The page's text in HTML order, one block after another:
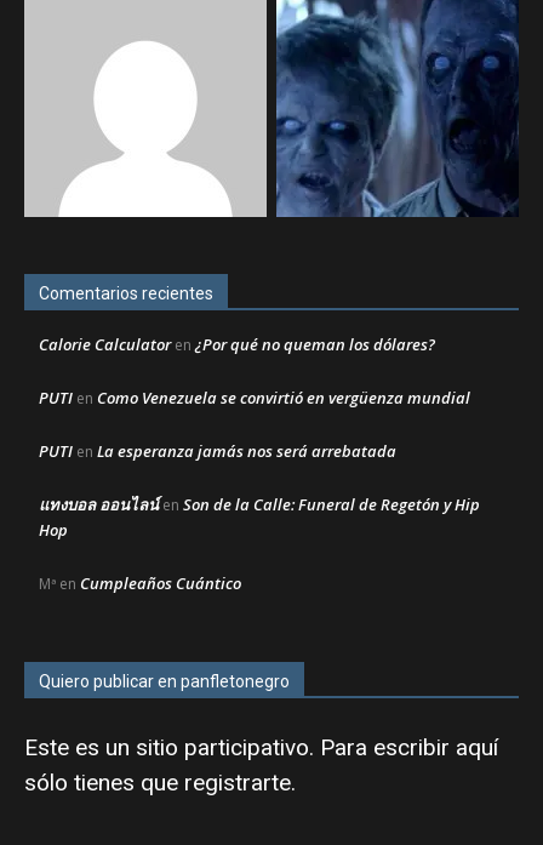
Comentarios recientes
Calorie Calculatoren¿Por qué no queman los dólares?
PUTI en Como Venezuela se convirtió en vergüenza mundial
PUTI en La esperanza jamás nos será arrebatada
แทงบอล ออนไลน์en Son de la Calle: Funeral de Regetón y Hip
Hop
Mª en Cumpleaños Cuántico
Quiero publicar en panfletonegro
Este es un sitio participativo. Para escribir aquí
sólo tienes que registrarte.